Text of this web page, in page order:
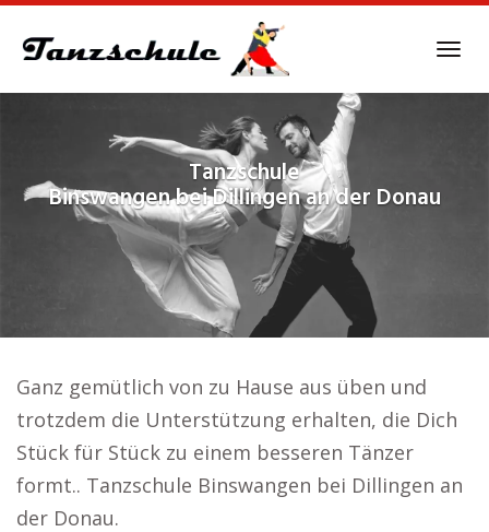
Tanzschule
Binswangen bei Dillingen an der Donau
Ganz gemütlich von zu Hause aus üben und
trotzdem die Unterstützung erhalten, die Dich
Stück für Stück zu einem besseren Tänzer
formt.. Tanzschule Binswangen bei Dillingen an
der Donau.